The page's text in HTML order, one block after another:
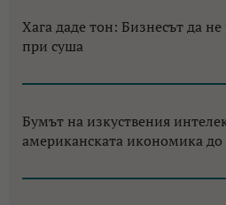
Хага даде тон: Бизнесът да
при суша
Бумът на изкуствения
американската икономика до